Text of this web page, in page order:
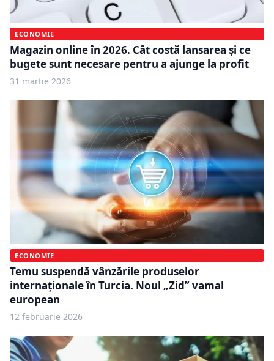
ECONOMIE
Magazin online în 2026. Cât costă lansarea și ce
bugete sunt necesare pentru a ajunge la profit
31 martie 2026
ECONOMIE
Temu suspendă vânzările produselor
internaționale în Turcia. Noul „Zid” vamal
european
12 februarie 2026